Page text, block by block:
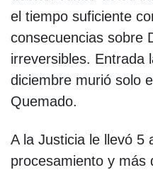
el tiempo suficiente
consecuencias sobre
irreversibles. Entrada
diciembre murió solo
Quemado.
A la Justicia le llevó 5
procesamiento y más